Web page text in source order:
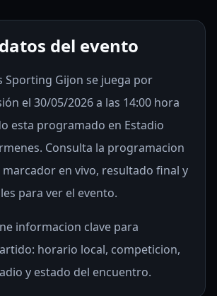
del evento
Sporting Gijon se juega por
el 30/05/2026 a las 14:00 hora
esta programado en Estadio
Consulta la programacion
en vivo, resultado final y
para ver el evento.
informacion clave para
horario local, competicion,
y estado del encuentro.